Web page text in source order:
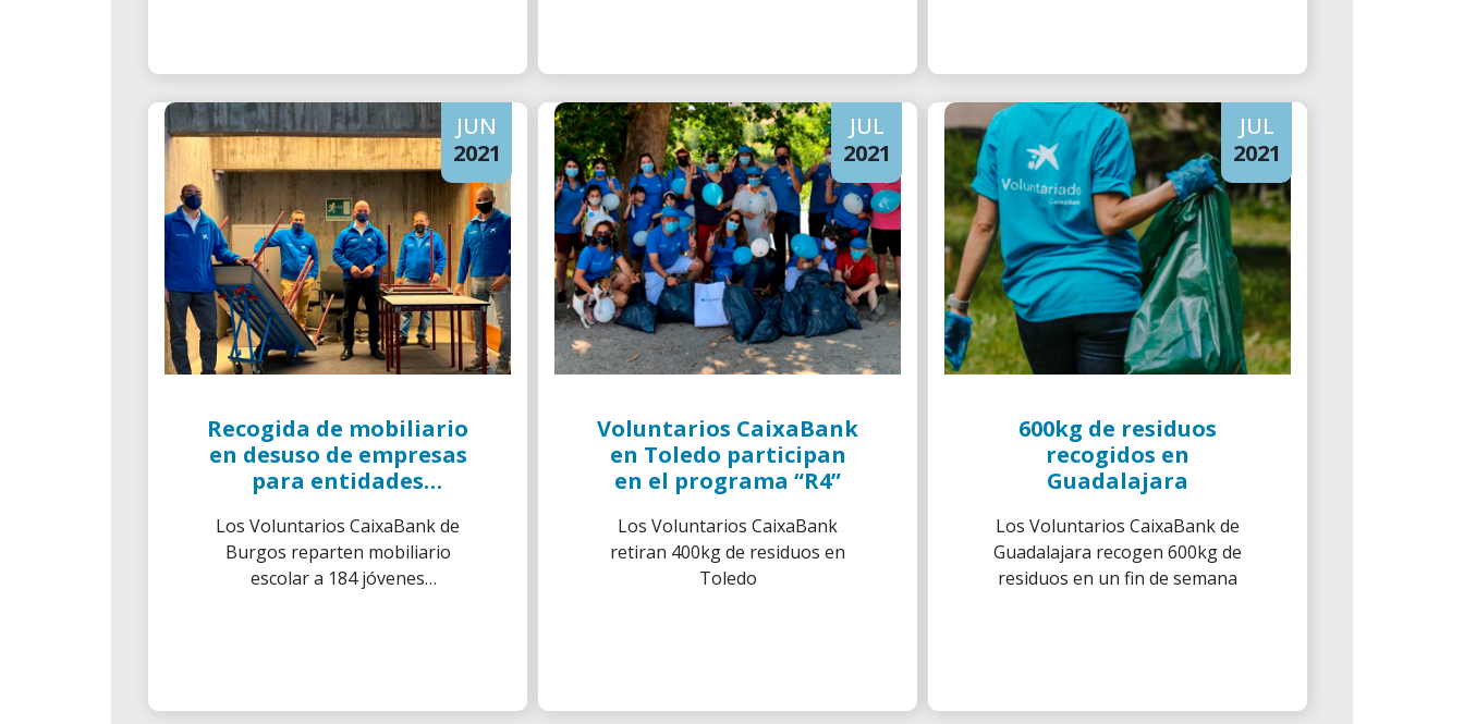
JUN
2021
Recogida de mobiliario
en desuso de empresas
para entidades
Los Voluntarios CaixaBank de
Burgos reparten mobiliario
escolar a 184 jóvenes
JUL
2021
Voluntarios CaixaBank
en Toledo participan
en el programa “R4”
Los Voluntarios CaixaBank
retiran 400kg de residuos en
Toledo
JUL
2021
600kg de residuos
recogidos en
Guadalajara
Los Voluntarios CaixaBank de
Guadalajara recogen 600kg de
residuos en un fin de semana